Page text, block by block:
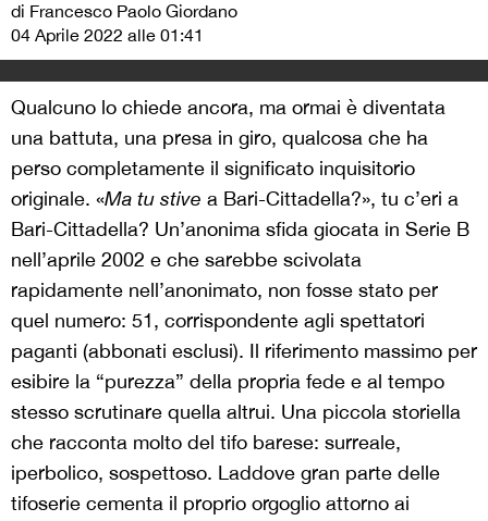
di Francesco Paolo Giordano
04 Aprile 2022 alle 01:41
Qualcuno lo chiede ancora, ma ormai è diventata
una battuta, una presa in giro, qualcosa che ha
perso completamente il significato inquisitorio
originale. «Ma tu stive a Bari-Cittadella?», tu c’eri a
Bari-Cittadella? Un’anonima sfida giocata in Serie B
nell’aprile 2002 e che sarebbe scivolata
rapidamente nell’anonimato, non fosse stato per
quel numero: 51, corrispondente agli spettatori
paganti (abbonati esclusi). Il riferimento massimo per
esibire la “purezza” della propria fede e al tempo
stesso scrutinare quella altrui. Una piccola storiella
che racconta molto del tifo barese: surreale,
iperbolico, sospettoso. Laddove gran parte delle
tifoserie cementa il proprio orgoglio attorno ai